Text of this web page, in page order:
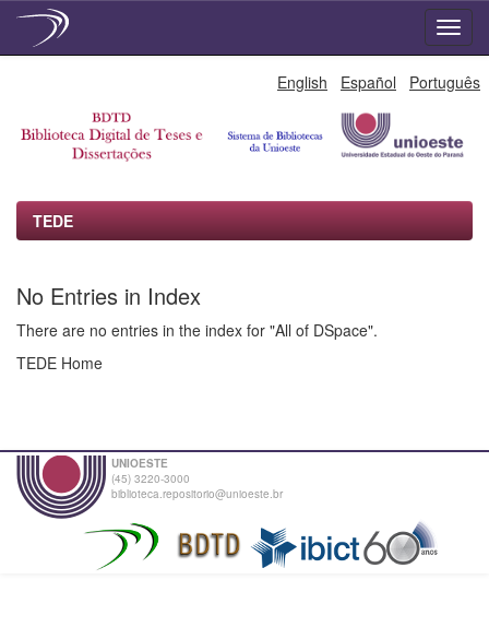
English Español Português
TEDE
No Entries in Index
There are no entries in the index for "All of DSpace".
TEDE Home
UNIOESTE
(45) 3220-3000
biblioteca.repositorio@unioeste.br